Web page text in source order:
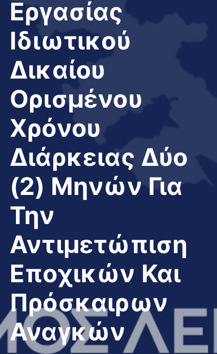
Εργασίας
Ιδιωτικού
Δικαίου
Ορισμένου
Χρόνου
Διάρκειας Δύο
(2) Μηνών Για
Την
Αντιμετώπιση
Εποχικών Και
Πρόσκαιρων
Αναγκών